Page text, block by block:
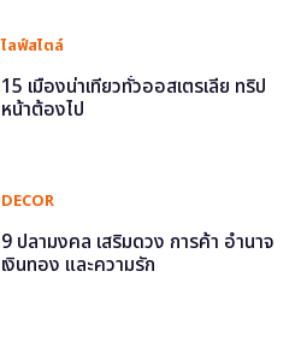
ไลฟ์สไตล์
15 เมืองน่าเที่ยวทั่วออสเตรเลีย ทริป
หน้าต้องไป
DECOR
9 ปลามงคล เสริมดวง การค้า อำนาจ
เงินทอง และความรัก